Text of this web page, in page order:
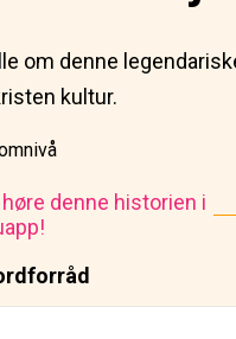
om denne
kultur.
denne historien i